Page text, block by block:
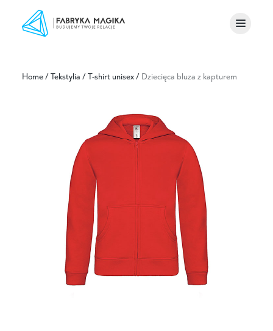
Home/Tekstylia /T-shirt unisex/ Dziecięca bluza z kapturem